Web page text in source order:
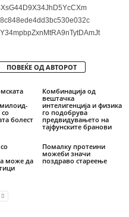
ПОВЕЌЕ ОД АВТОРОТ
болест
Комбинација од
вештачка
интелигенција и физика
го подобрува
предвидувањето на
тајфунските бранови
може да
Помалку протеини
можеби значи
поздраво стареење